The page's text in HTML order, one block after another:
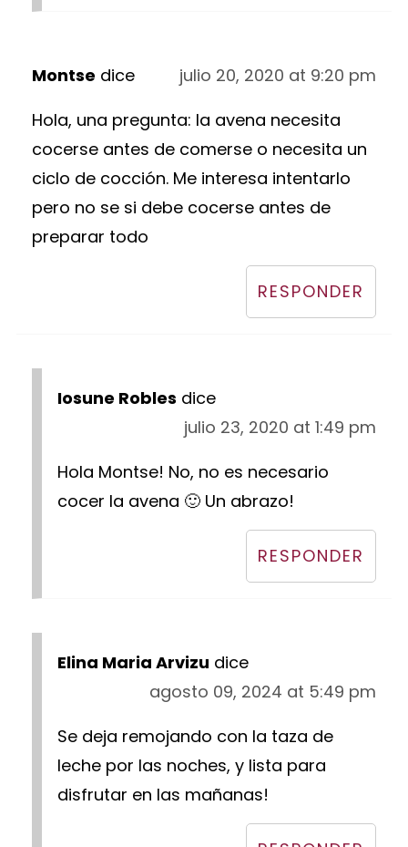
Montse dice
julio 20, 2020 at 9:20 pm
Hola, una pregunta: la avena necesita
cocerse antes de comerse o necesita un
ciclo de cocción. Me interesa intentarlo
pero no se si debe cocerse antes de
preparar todo
RESPONDER
Iosune Robles dice
julio 23, 2020 at 1:49 pm
Hola Montse! No, no es necesario
cocer la avena 🙂 Un abrazo!
RESPONDER
Elina Maria Arvizu dice
agosto 09, 2024 at 5:49 pm
Se deja remojando con la taza de
leche por las noches, y lista para
disfrutar en las mañanas!